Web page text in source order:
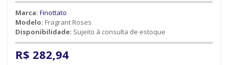
Marca: Finottato
Modelo: Fragrant Roses
Disponibilidade: Sujeito à consulta de estoque
R$ 282,94